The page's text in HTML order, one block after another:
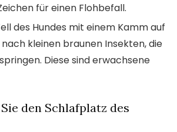
für einen Flohbefall.
des Hundes mit einem Kamm auf
nach kleinen braunen Insekten, die
Diese sind erwachsene
den Schlafplatz des